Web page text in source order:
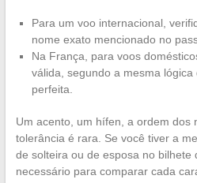
Para um voo internacional,
nome exato mencionado no
Na França, para voos
válida, segundo a mesma
perfeita.
Um acento, um hífen, a ordem dos
tolerância é rara. Se você tiver a
de solteira ou de esposa no bilhete
necessário para comparar cada